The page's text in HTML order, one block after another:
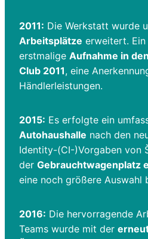
2011: Die Werkstatt wurde
Arbeitsplätze erweitert.
erstmalige Aufnahme in
Club 2011, eine
Händlerleistungen.
2015: Es erfolgte ein
Autohaushalle nach den
Identity-(CI-)Vorgaben von
der Gebrauchtwagenplatz
eine noch größere Auswahl
2016: Die hervorragende
Teams wurde mit der